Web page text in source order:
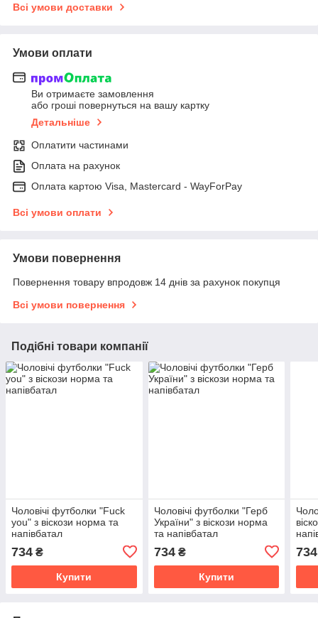
Всі умови доставки
Умови оплати
Ви отримаєте замовлення
або гроші повернуться на вашу картку
Детальніше
Оплатити частинами
Оплата на рахунок
Оплата картою Visa, Mastercard - WayForPay
Всі умови оплати
Умови повернення
Повернення товару впродовж 14 днів за рахунок покупця
Всі умови повернення
Подібні товари компанії
Чоловічі футболки "Fuck
you" з віскози норма та
напівбатал
734 ₴
Купити
Чоловічі футболки "Герб
України" з віскози норма
та напівбатал
734₴
Купити
734